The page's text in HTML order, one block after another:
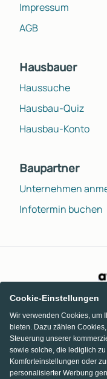
Impressum
AGB
Hausbauer
Haussuche
Hausbau-Quiz
Hausbau-Konto
Baupartner
Unternehmen
Infotermin buchen
Cookie-Einstellungen
Wir verwenden Cookies, um
bieten. Dazu zählen
Steuerung unserer
sowie solche, die lediglich
Komforteinstellungen oder
personalisierter Werbung